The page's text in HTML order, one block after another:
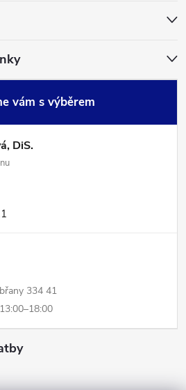
vám s výběrem
DiS.
334 41